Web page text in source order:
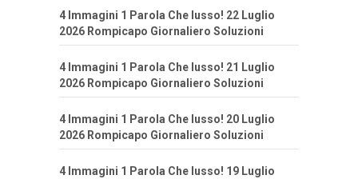
4 Immagini 1 Parola Che lusso! 22 Luglio
2026 Rompicapo Giornaliero Soluzioni
4 Immagini 1 Parola Che lusso! 21 Luglio
2026 Rompicapo Giornaliero Soluzioni
4 Immagini 1 Parola Che lusso! 20 Luglio
2026 Rompicapo Giornaliero Soluzioni
4 Immagini 1 Parola Che lusso! 19 Luglio